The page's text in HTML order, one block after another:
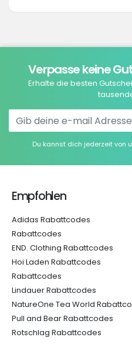
Verpasse keine
Erhalte die besten
Du kannst dich jederzeit von
Empfohlen
Adidas Rabattcodes
Rabattcodes
END. Clothing Rabattcodes
Hoi Laden Rabattcodes
Rabattcodes
Lindauer Rabattcodes
NatureOne Tea World
Pull and Bear Rabattcodes
Rotschlag Rabattcodes